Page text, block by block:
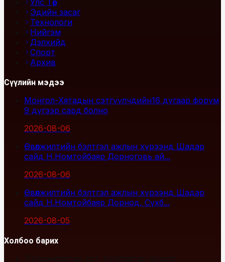
Эдийн засаг
Технологи
Нийгэм
Дэлхийд
Спорт
Архив
Сүүлийн мэдээ
Монгол-Хятадын сэтгүүлчдийн16 дугаар форум
9 дүгээр сард болно
2026-08-06
Өвөлжилтийн бэлтгэл ажлын хүрээнд Шадар
сайд Н.Номтойбаяр Дорноговь ай...
2026-08-06
Өвөлжилтийн бэлтгэл ажлын хүрээнд Шадар
сайд Н.Номтойбаяр Дорнод, Сүхб...
2026-08-05
Холбоо барих